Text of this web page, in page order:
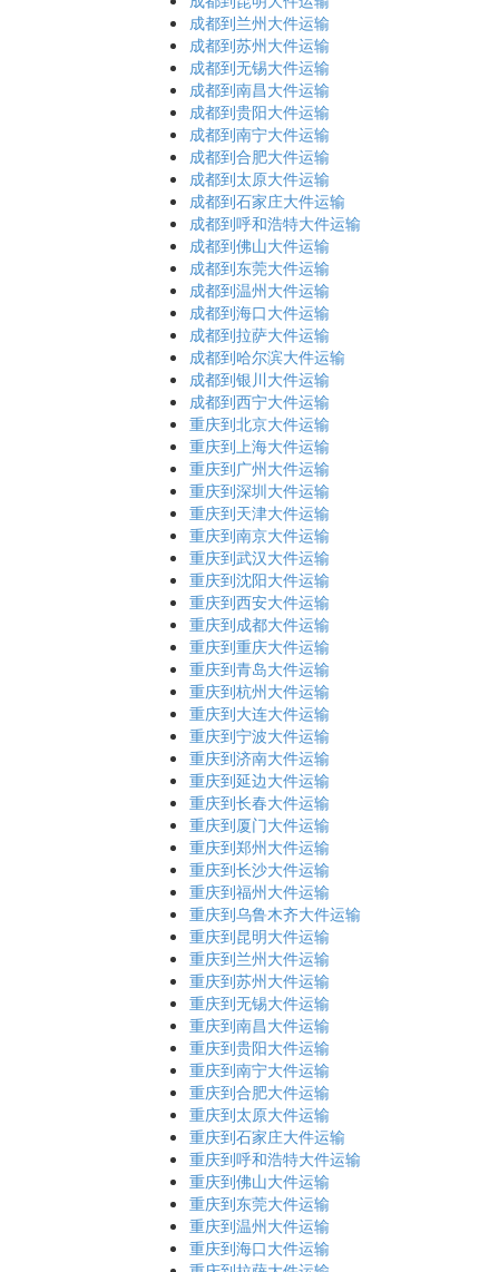
成都到兰州大件运输
成都到苏州大件运输
成都到无锡大件运输
成都到南昌大件运输
成都到贵阳大件运输
成都到南宁大件运输
成都到合肥大件运输
成都到太原大件运输
成都到石家庄大件运输
成都到呼和浩特大件运输
成都到佛山大件运输
成都到东莞大件运输
成都到温州大件运输
成都到海口大件运输
成都到拉萨大件运输
成都到哈尔滨大件运输
成都到银川大件运输
成都到西宁大件运输
重庆到北京大件运输
重庆到上海大件运输
重庆到广州大件运输
重庆到深圳大件运输
重庆到天津大件运输
重庆到南京大件运输
重庆到武汉大件运输
重庆到沈阳大件运输
重庆到西安大件运输
重庆到成都大件运输
重庆到重庆大件运输
重庆到青岛大件运输
重庆到杭州大件运输
重庆到大连大件运输
重庆到宁波大件运输
重庆到济南大件运输
重庆到延边大件运输
重庆到长春大件运输
重庆到厦门大件运输
重庆到郑州大件运输
重庆到长沙大件运输
重庆到福州大件运输
重庆到乌鲁木齐大件运输
重庆到昆明大件运输
重庆到兰州大件运输
重庆到苏州大件运输
重庆到无锡大件运输
重庆到南昌大件运输
重庆到贵阳大件运输
重庆到南宁大件运输
重庆到合肥大件运输
重庆到太原大件运输
重庆到石家庄大件运输
重庆到呼和浩特大件运输
重庆到佛山大件运输
重庆到东莞大件运输
重庆到温州大件运输
重庆到海口大件运输